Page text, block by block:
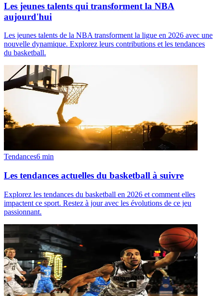
Les jeunes talents qui transforment la NBA
aujourd'hui
Les jeunes talents de la NBA transforment la ligue en 2026 avec une
nouvelle dynamique. Explorez leurs contributions et les tendances
du basketball.
Tendances6 min
Les tendances actuelles du basketball à suivre
Explorez les tendances du basketball en 2026 et comment elles
impactent ce sport. Restez à jour avec les évolutions de ce jeu
passionnant.